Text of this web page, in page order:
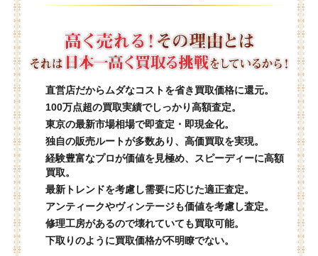
直営店だからムダなコストを省き買取価格に還元。
100万点超の買取実績でしっかり高額査定。
東京の最新市場相場で即査定・即現金化。
独自の販売ルートが多数あり、高価買取を実現。
経験豊富なプロが価値を見極め、スピーディーに高額
買取。
最新トレンドを考慮し需要に応じた適正査定。
アンティークやヴィンテージも価値を考慮し査定。
修理工房があるので壊れていても買取可能。
下取りのように買取価格が不明瞭でない。